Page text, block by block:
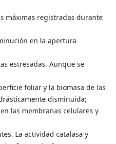
máximas registradas durante
en la apertura
estresadas. Aunque se
foliar y la biomasa de las
disminuida;
las membranas celulares y
La actividad catalasa y